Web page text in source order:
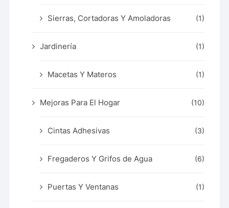
Sierras, Cortadoras Y Amoladoras (1)
Jardinería (1)
Macetas Y Materos (1)
Mejoras Para El Hogar (10)
Cintas Adhesivas (3)
Fregaderos Y Grifos de Agua (6)
Puertas Y Ventanas (1)